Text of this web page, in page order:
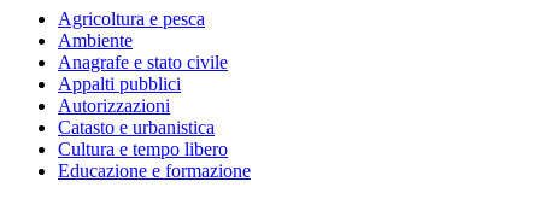
Agricoltura e pesca
Ambiente
Anagrafe e stato civile
Appalti pubblici
Autorizzazioni
Catasto e urbanistica
Cultura e tempo libero
Educazione e formazione